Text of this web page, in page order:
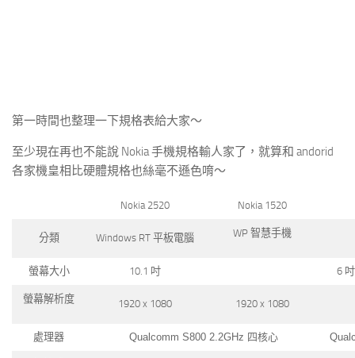
第一時間也整理一下規格表給大家～
至少現在再也不能說 Nokia 手機規格輸人家了，就算和 andorid
各家機皇相比硬體規格也絲毫不遜色唷～
Nokia 2520 Nokia 1520
分類 Windows RT 平板電腦 WP 智慧手機
螢幕大小 10.1 吋 6 吋
螢幕解析度 1920 x 1080 1920 x 1080
處理器 Qualcomm S800 2.2GHz 四核心